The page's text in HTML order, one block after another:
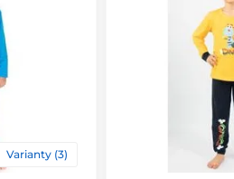
Varianty (3)